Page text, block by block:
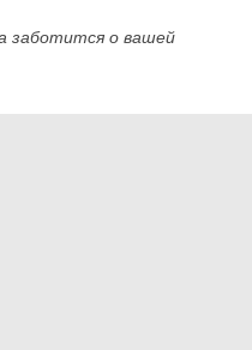
заботится о вашей